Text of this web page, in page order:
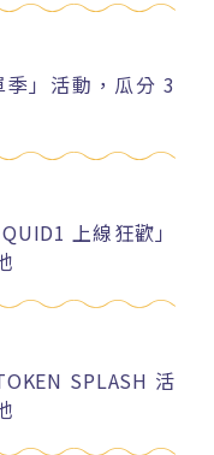
」活動，瓜分 3
上線狂歡」
SPLASH 活